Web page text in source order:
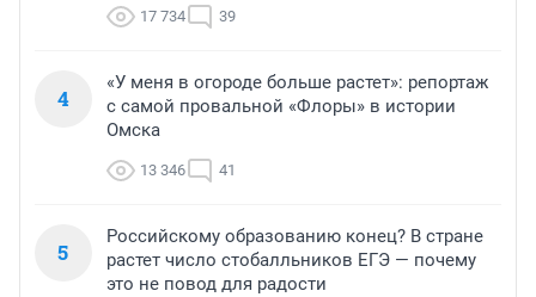
17 734 39
4
«У меня в огороде больше растет»: репортаж
с самой провальной «Флоры» в истории
Омска
13 346 41
5
Российскому образованию конец? В стране
растет число стобалльников ЕГЭ — почему
это не повод для радости